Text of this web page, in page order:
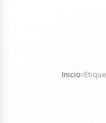
Inicio›